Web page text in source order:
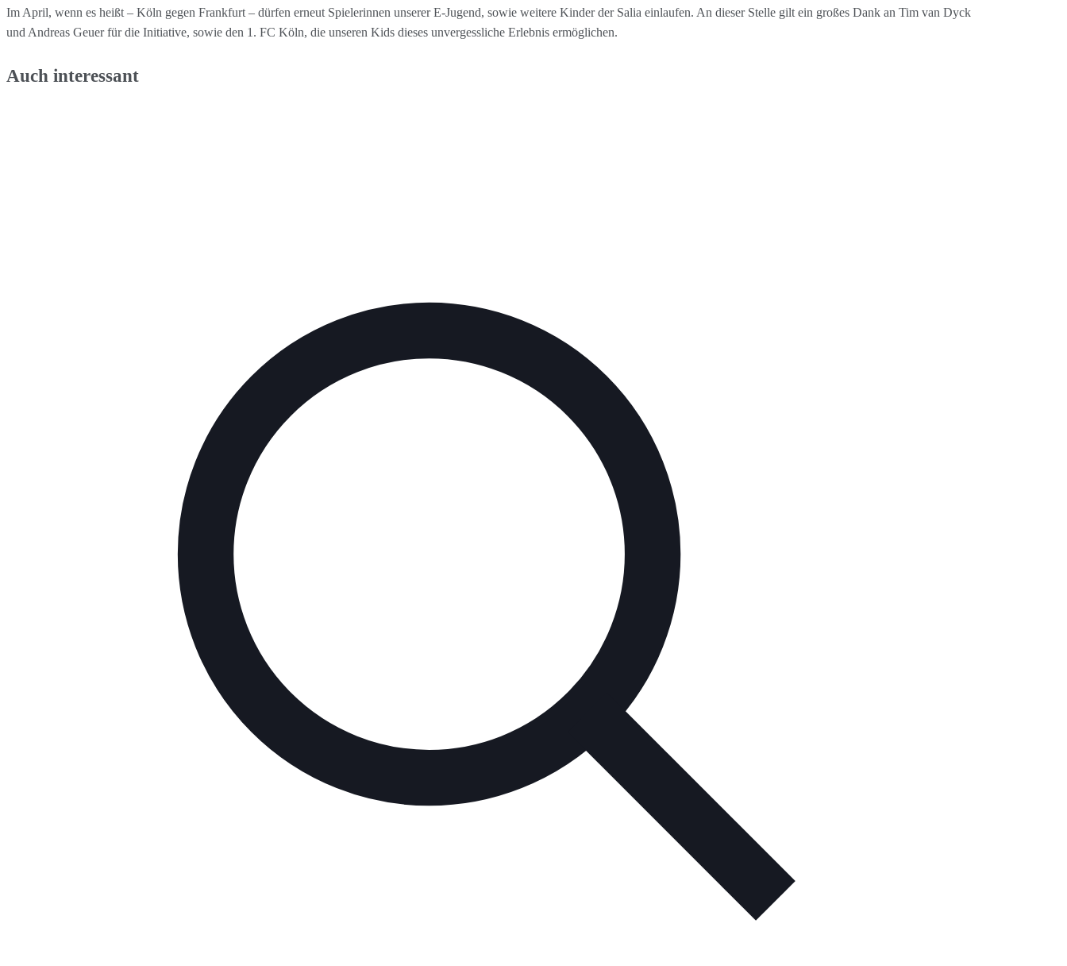
Im April, wenn es heißt – Köln gegen Frankfurt – dürfen erneut Spielerinnen unserer E-Jugend, sowie weitere Kinder der Salia einlaufen. An dieser Stelle gilt ein großes Dank an Tim van Dyck
und Andreas Geuer für die Initiative, sowie den 1. FC Köln, die unseren Kids dieses unvergessliche Erlebnis ermöglichen.
Auch interessant